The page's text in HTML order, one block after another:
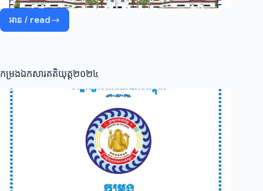
អាន / read
កម្រង
ឯកសារគតិយុត្ត២០២៥
កម្រងឯកសារគតិយុត្ត២០២៤